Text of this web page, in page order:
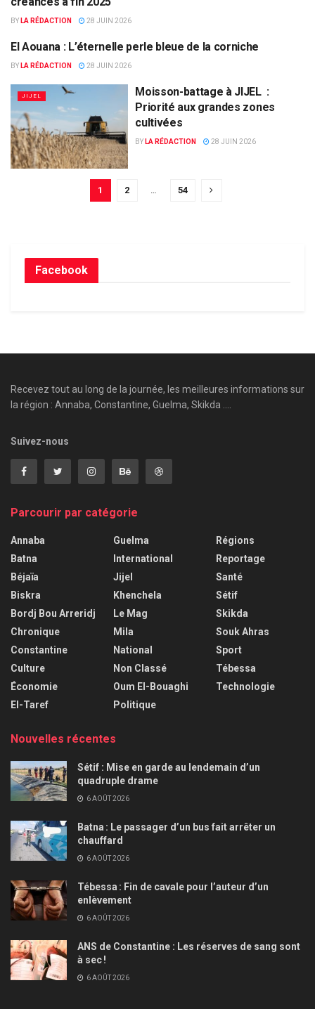
BY LA RÉDACTION 28 JUIN 2026
JIJEL
El Aouana : L’éternelle perle bleue de la corniche
BY LA RÉDACTION 28 JUIN 2026
JIJEL
Moisson-battage à JIJEL :
Priorité aux grandes zones
cultivées
BY LA RÉDACTION 28 JUIN 2026
1 2 54
Facebook
Recevez tout au long de la journée, les meilleures informations sur
la région : Annaba, Constantine, Guelma, Skikda ....
Suivez-nous
Parcourir par catégorie
Annaba
Batna
Béjaïa
Biskra
Bordj Bou Arreridj
Chronique
Constantine
Culture
Économie
El-Taref
Guelma
International
Jijel
Khenchela
Le Mag
Mila
National
Non Classé
Oum El-Bouaghi
Politique
Régions
Reportage
Santé
Sétif
Skikda
Souk Ahras
Sport
Tébessa
Technologie
Nouvelles récentes
Sétif : Mise en garde au lendemain d’un
quadruple drame
6 AOÛT 2026
Batna : Le passager d’un bus fait arrêter un
chauffard
6 AOÛT 2026
Tébessa : Fin de cavale pour l’auteur d’un
enlèvement
6 AOÛT 2026
ANS de Constantine : Les réserves de sang sont
à sec !
6 AOÛT 2026